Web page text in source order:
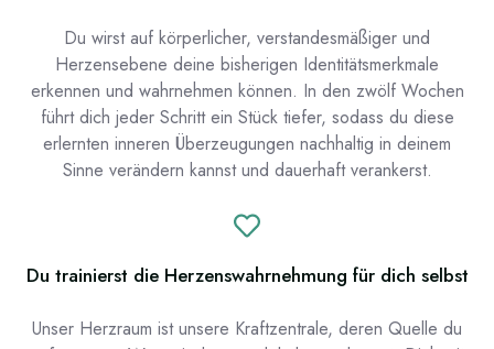
Du wirst auf körperlicher, verstandesmäßiger und
Herzensebene deine bisherigen Identitätsmerkmale
erkennen und wahrnehmen können. In den zwölf Wochen
führt dich jeder Schritt ein Stück tiefer, sodass du diese
erlernten inneren Überzeugungen nachhaltig in deinem
Sinne verändern kannst und dauerhaft verankerst.
Du trainierst die Herzenswahrnehmung für dich selbst
Unser Herzraum ist unsere Kraftzentrale, deren Quelle du